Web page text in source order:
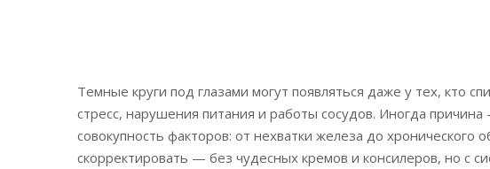
Темные круги под глазами могут появляться даже у тех, кто
стресс, нарушения питания и работы сосудов. Иногда
совокупность факторов: от нехватки железа до
скорректировать — без чудесных кремов и консилеров, но с